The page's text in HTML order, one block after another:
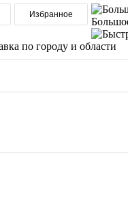
Избранное
по городу и области